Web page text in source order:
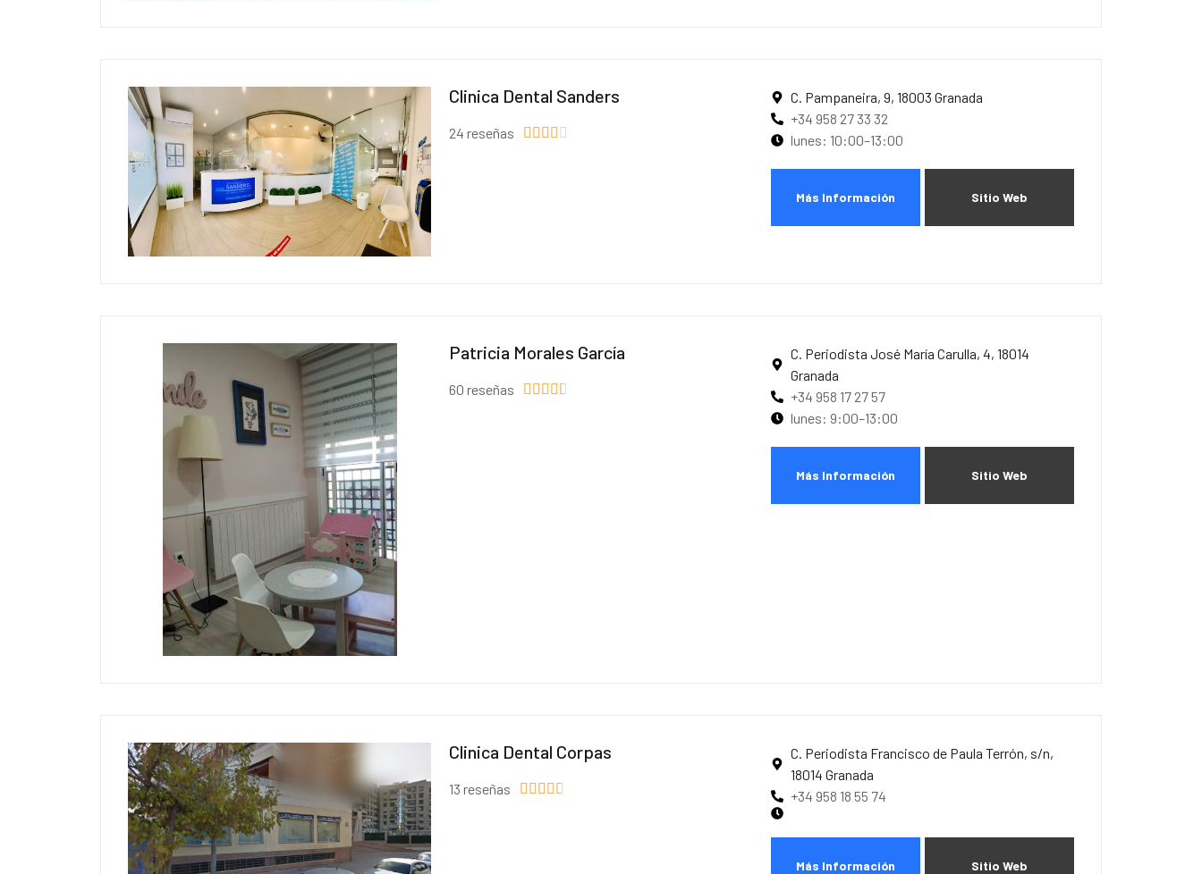
Clinica Dental Sanders
24 reseñas     
C. Pampaneira, 9, 18003 Granada
+34 958 27 33 32
lunes: 10:00–13:00
Más Información Sitio Web
Patricia Morales García
60 reseñas     
C. Periodista José María Carulla, 4, 18014
Granada
+34 958 17 27 57
lunes: 9:00–13:00
Más Información Sitio Web
Clinica Dental Corpas
13 reseñas     
C. Periodista Francisco de Paula Terrón, s/n,
18014 Granada
+34 958 18 55 74
Más Información Sitio Web